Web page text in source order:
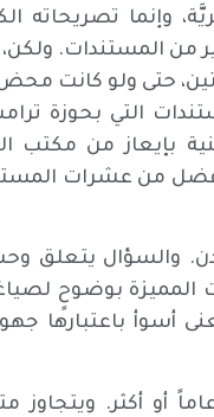
تصريحاته
من المستندات.
حتى ولو كانت
التي بحوزة
بإيعاز من مكتب
من عشرات
والسؤال يتعلق
المميزة بوضوحٍ
أسوأ باعتبارها
أو أكثر.